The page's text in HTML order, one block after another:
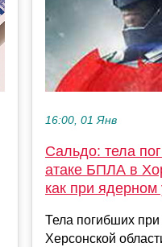
16:00, 01 Янв
Сальдо: тела
атаке БПЛА в
как при ядерном
Тела погибших
Херсонской